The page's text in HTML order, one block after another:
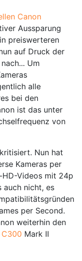
Canon
Aussparung
preiswerteren
auf Druck der
Um
alle
bei den
ist das unter
von
Nun hat
Kameras per
HD-Videos mit 24p
auch nicht, es
per Second.
weiterhin den
Mark II